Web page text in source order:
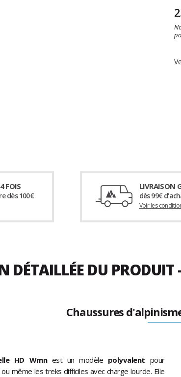
FOIS
dès 100€
LIVRAISON
dès 99€
Voir les
DÉTAILLÉE DU
Chaussures
HD Wmnest un modèle polyvalent pour
même les treks difficiles avec charge lourde. Elle